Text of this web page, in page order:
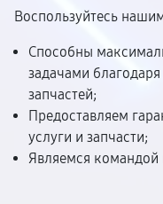
Воспользуйтесь
Способны
задачами
запчастей;
Предоставляем
услуги и запчасти;
Являемся командой